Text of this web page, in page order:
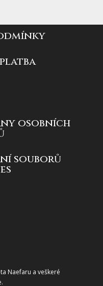
osobních
souborů
Naefaru a veškeré